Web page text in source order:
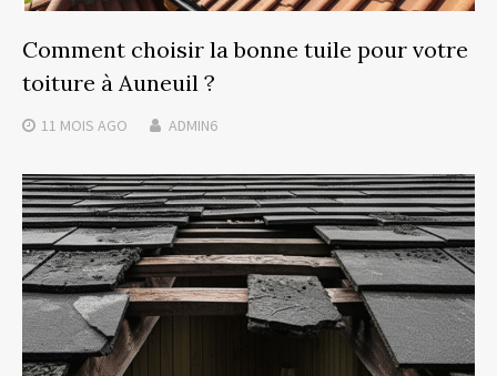
Comment choisir la bonne tuile pour votre
toiture à Auneuil ?
11 MOIS AGO ADMIN6